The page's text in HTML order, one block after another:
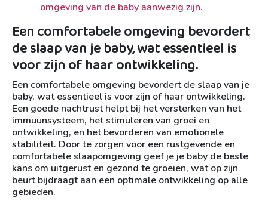
omgeving van de baby aanwezig zijn.
Een comfortabele omgeving bevordert
de slaap van je baby, wat essentieel is
voor zijn of haar ontwikkeling.
Een comfortabele omgeving bevordert de slaap van je
baby, wat essentieel is voor zijn of haar ontwikkeling.
Een goede nachtrust helpt bij het versterken van het
immuunsysteem, het stimuleren van groei en
ontwikkeling, en het bevorderen van emotionele
stabiliteit. Door te zorgen voor een rustgevende en
comfortabele slaapomgeving geef je je baby de beste
kans om uitgerust en gezond te groeien, wat op zijn
beurt bijdraagt aan een optimale ontwikkeling op alle
gebieden.